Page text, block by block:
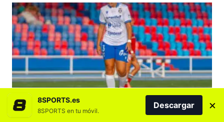
COSTA ADEJE TENERIFEDESTACADOSFÚTBOL
El Costa Adeje Tenerife Egatesa cierra su stage
en Tafalla con un nuevo test ante el Deportivo
8SPORTS.es
8SPORTS en tu móvil.
Descargar ×